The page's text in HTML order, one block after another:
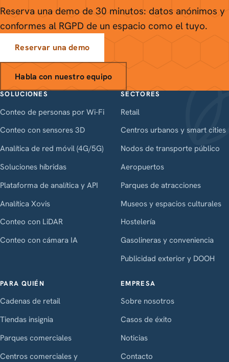
Reserva una demo de 30 minutos: datos anónimos y
conformes al RGPD de un espacio como el tuyo.
Reservar una demo
Habla con nuestro equipo
SOLUCIONES
Conteo de personas por Wi-Fi
Conteo con sensores 3D
Analítica de red móvil (4G/5G)
Soluciones híbridas
Plataforma de analítica y API
Analítica Xovis
Conteo con LiDAR
Conteo con cámara IA
SECTORES
Retail
Centros urbanos y smart cities
Nodos de transporte público
Aeropuertos
Parques de atracciones
Museos y espacios culturales
Hostelería
Gasolineras y conveniencia
Publicidad exterior y DOOH
PARA QUIÉN
Cadenas de retail
Tiendas insignia
Parques comerciales
Centros comerciales y
EMPRESA
Sobre nosotros
Casos de éxito
Noticias
Contacto